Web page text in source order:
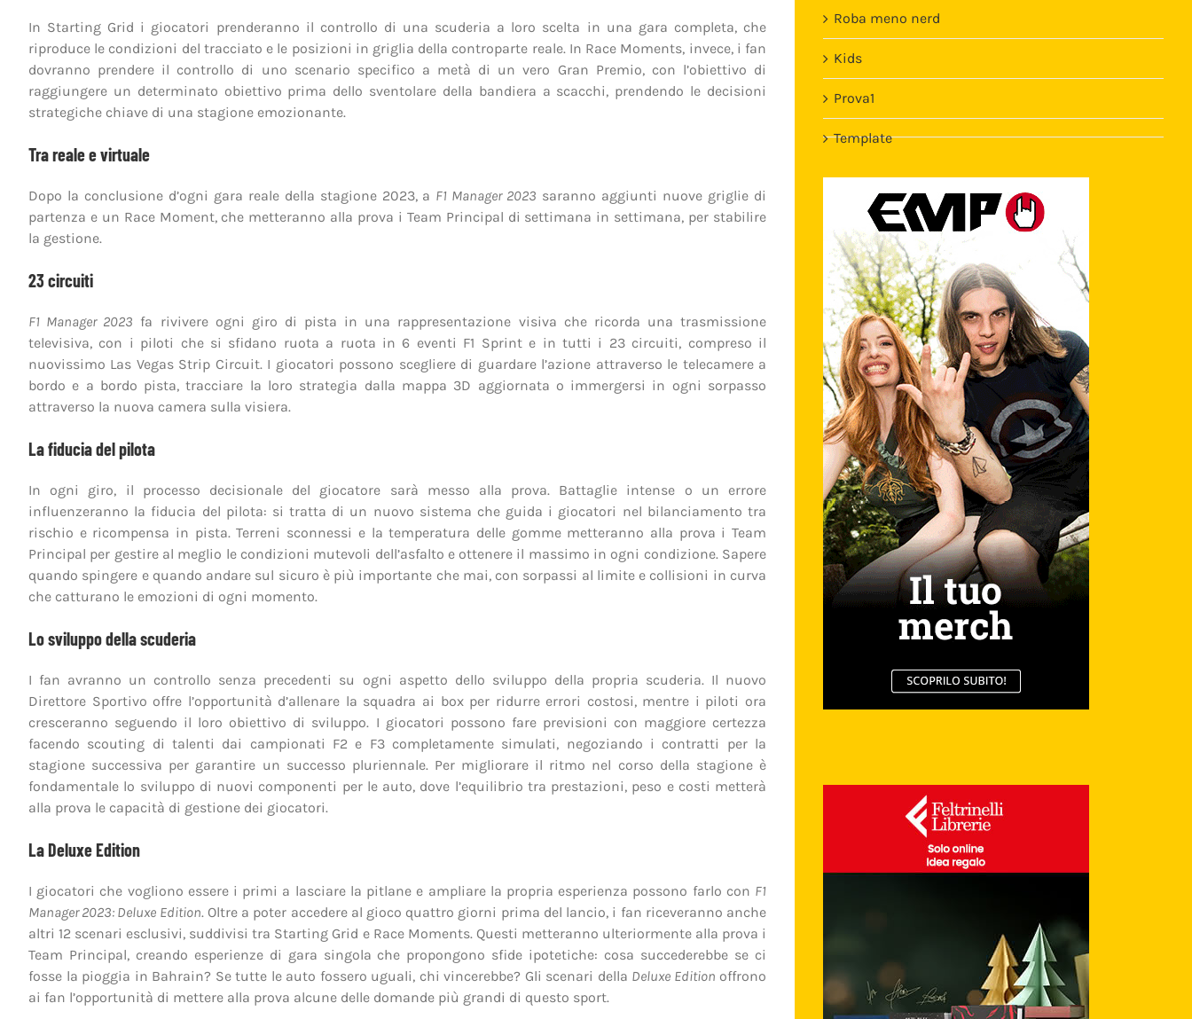
In Starting Grid i giocatori prenderanno il controllo di una scuderia a loro scelta in una gara completa, che
riproduce le condizioni del tracciato e le posizioni in griglia della controparte reale. In Race Moments, invece, i fan
dovranno prendere il controllo di uno scenario specifico a metà di un vero Gran Premio, con l’obiettivo di
raggiungere un determinato obiettivo prima dello sventolare della bandiera a scacchi, prendendo le decisioni
strategiche chiave di una stagione emozionante.
Tra reale e virtuale
Dopo la conclusione d’ogni gara reale della stagione 2023, a F1 Manager 2023 saranno aggiunti nuove griglie di
partenza e un Race Moment, che metteranno alla prova i Team Principal di settimana in settimana, per stabilire
la gestione.
23 circuiti
F1 Manager 2023 fa rivivere ogni giro di pista in una rappresentazione visiva che ricorda una trasmissione
televisiva, con i piloti che si sfidano ruota a ruota in 6 eventi F1 Sprint e in tutti i 23 circuiti, compreso il
nuovissimo Las Vegas Strip Circuit. I giocatori possono scegliere di guardare l’azione attraverso le telecamere a
bordo e a bordo pista, tracciare la loro strategia dalla mappa 3D aggiornata o immergersi in ogni sorpasso
attraverso la nuova camera sulla visiera.
La fiducia del pilota
In ogni giro, il processo decisionale del giocatore sarà messo alla prova. Battaglie intense o un errore
influenzeranno la fiducia del pilota: si tratta di un nuovo sistema che guida i giocatori nel bilanciamento tra
rischio e ricompensa in pista. Terreni sconnessi e la temperatura delle gomme metteranno alla prova i Team
Principal per gestire al meglio le condizioni mutevoli dell’asfalto e ottenere il massimo in ogni condizione. Sapere
quando spingere e quando andare sul sicuro è più importante che mai, con sorpassi al limite e collisioni in curva
che catturano le emozioni di ogni momento.
Lo sviluppo della scuderia
I fan avranno un controllo senza precedenti su ogni aspetto dello sviluppo della propria scuderia. Il nuovo
Direttore Sportivo offre l’opportunità d’allenare la squadra ai box per ridurre errori costosi, mentre i piloti ora
cresceranno seguendo il loro obiettivo di sviluppo. I giocatori possono fare previsioni con maggiore certezza
facendo scouting di talenti dai campionati F2 e F3 completamente simulati, negoziando i contratti per la
stagione successiva per garantire un successo pluriennale. Per migliorare il ritmo nel corso della stagione è
fondamentale lo sviluppo di nuovi componenti per le auto, dove l’equilibrio tra prestazioni, peso e costi metterà
alla prova le capacità di gestione dei giocatori.
La Deluxe Edition
I giocatori che vogliono essere i primi a lasciare la pitlane e ampliare la propria esperienza possono farlo con F1
Manager 2023: Deluxe Edition. Oltre a poter accedere al gioco quattro giorni prima del lancio, i fan riceveranno anche
altri 12 scenari esclusivi, suddivisi tra Starting Grid e Race Moments. Questi metteranno ulteriormente alla prova i
Team Principal, creando esperienze di gara singola che propongono sfide ipotetiche: cosa succederebbe se ci
fosse la pioggia in Bahrain? Se tutte le auto fossero uguali, chi vincerebbe? Gli scenari della Deluxe Edition offrono
ai fan l’opportunità di mettere alla prova alcune delle domande più grandi di questo sport.
Roba meno nerd
Kids
Prova1
Template